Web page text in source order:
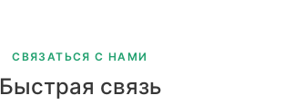
СВЯЗАТЬСЯ С НАМИ
Быстрая связь